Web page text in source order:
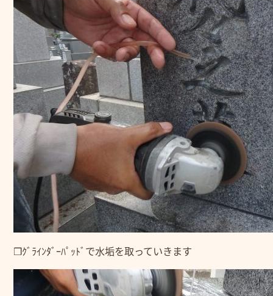
❒ｸﾞﾗｲﾝﾀﾞｰﾊﾟｯﾄﾞで水垢を取っていきます